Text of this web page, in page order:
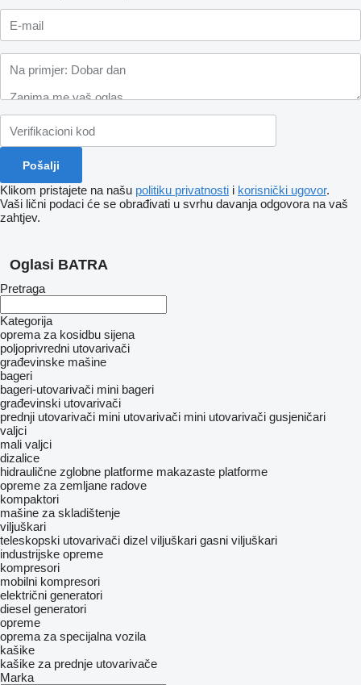
Klikom pristajete na našu politiku privatnosti i korisnički ugovor.
Vaši lični podaci će se obrađivati ​​u svrhu davanja odgovora na vaš
zahtjev.
Oglasi BATRA
Pretraga
Kategorija
oprema za kosidbu sijena
poljoprivredni utovarivači
građevinske mašine
bageri
bageri-utovarivači mini bageri
građevinski utovarivači
prednji utovarivači mini utovarivači mini utovarivači gusjeničari
valjci
mali valjci
dizalice
hidraulične zglobne platforme makazaste platforme
opreme za zemljane radove
kompaktori
mašine za skladištenje
viljuškari
teleskopski utovarivači dizel viljuškari gasni viljuškari
industrijske opreme
kompresori
mobilni kompresori
električni generatori
diesel generatori
opreme
oprema za specijalna vozila
kašike
kašike za prednje utovarivače
Marka